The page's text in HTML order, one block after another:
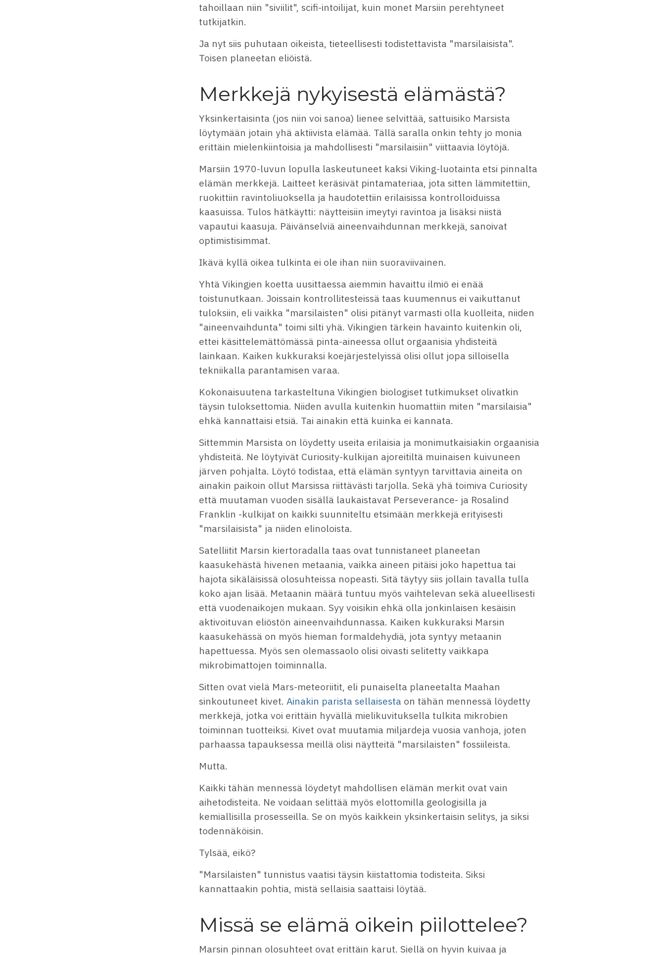
tahoillaan niin "siviilit", scifi-intoilijat, kuin monet Marsiin perehtyneet
tutkijatkin.
Ja nyt siis puhutaan oikeista, tieteellisesti todistettavista "marsilaisista".
Toisen planeetan eliöistä.
Merkkejä nykyisestä elämästä?
Yksinkertaisinta (jos niin voi sanoa) lienee selvittää, sattuisiko Marsista
löytymään jotain yhä aktiivista elämää. Tällä saralla onkin tehty jo monia
erittäin mielenkiintoisia ja mahdollisesti "marsilaisiin" viittaavia löytöjä.
Marsiin 1970-luvun lopulla laskeutuneet kaksi Viking-luotainta etsi pinnalta
elämän merkkejä. Laitteet keräsivät pintamateriaa, jota sitten lämmitettiin,
ruokittiin ravintoliuoksella ja haudotettiin erilaisissa kontrolloiduissa
kaasuissa. Tulos hätkäytti: näytteisiin imeytyi ravintoa ja lisäksi niistä
vapautui kaasuja. Päivänselviä aineenvaihdunnan merkkejä, sanoivat
optimistisimmat.
Ikävä kyllä oikea tulkinta ei ole ihan niin suoraviivainen.
Yhtä Vikingien koetta uusittaessa aiemmin havaittu ilmiö ei enää
toistunutkaan. Joissain kontrollitesteissä taas kuumennus ei vaikuttanut
tuloksiin, eli vaikka "marsilaisten" olisi pitänyt varmasti olla kuolleita, niiden
"aineenvaihdunta" toimi silti yhä. Vikingien tärkein havainto kuitenkin oli,
ettei käsittelemättömässä pinta-aineessa ollut orgaanisia yhdisteitä
lainkaan. Kaiken kukkuraksi koejärjestelyissä olisi ollut jopa silloisella
tekniikalla parantamisen varaa.
Kokonaisuutena tarkasteltuna Vikingien biologiset tutkimukset olivatkin
täysin tuloksettomia. Niiden avulla kuitenkin huomattiin miten "marsilaisia"
ehkä kannattaisi etsiä. Tai ainakin että kuinka ei kannata.
Sittemmin Marsista on löydetty useita erilaisia ja monimutkaisiakin orgaanisia
yhdisteitä. Ne löytyivät Curiosity-kulkijan ajoreitiltä muinaisen kuivuneen
järven pohjalta. Löytö todistaa, että elämän syntyyn tarvittavia aineita on
ainakin paikoin ollut Marsissa riittävästi tarjolla. Sekä yhä toimiva Curiosity
että muutaman vuoden sisällä laukaistavat Perseverance- ja Rosalind
Franklin -kulkijat on kaikki suunniteltu etsimään merkkejä erityisesti
"marsilaisista" ja niiden elinoloista.
Satelliitit Marsin kiertoradalla taas ovat tunnistaneet planeetan
kaasukehästä hivenen metaania, vaikka aineen pitäisi joko hapettua tai
hajota sikäläisissä olosuhteissa nopeasti. Sitä täytyy siis jollain tavalla tulla
koko ajan lisää. Metaanin määrä tuntuu myös vaihtelevan sekä alueellisesti
että vuodenaikojen mukaan. Syy voisikin ehkä olla jonkinlaisen kesäisin
aktivoituvan eliöstön aineenvaihdunnassa. Kaiken kukkuraksi Marsin
kaasukehässä on myös hieman formaldehydiä, jota syntyy metaanin
hapettuessa. Myös sen olemassaolo olisi oivasti selitetty vaikkapa
mikrobimattojen toiminnalla.
Sitten ovat vielä Mars-meteoriitit, eli punaiselta planeetalta Maahan
sinkoutuneet kivet. Ainakin parista sellaisesta on tähän mennessä löydetty
merkkejä, jotka voi erittäin hyvällä mielikuvituksella tulkita mikrobien
toiminnan tuotteiksi. Kivet ovat muutamia miljardeja vuosia vanhoja, joten
parhaassa tapauksessa meillä olisi näytteitä "marsilaisten" fossiileista.
Mutta.
Kaikki tähän mennessä löydetyt mahdollisen elämän merkit ovat vain
aihetodisteita. Ne voidaan selittää myös elottomilla geologisilla ja
kemiallisilla prosesseilla. Se on myös kaikkein yksinkertaisin selitys, ja siksi
todennäköisin.
Tylsää, eikö?
"Marsilaisten" tunnistus vaatisi täysin kiistattomia todisteita. Siksi
kannattaakin pohtia, mistä sellaisia saattaisi löytää.
Missä se elämä oikein piilottelee?
Marsin pinnan olosuhteet ovat erittäin karut. Siellä on hyvin kuivaa ja